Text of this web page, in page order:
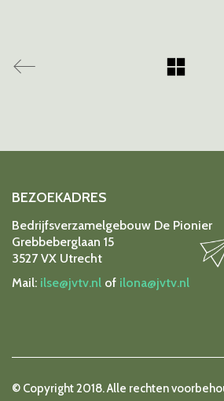
BEZOEKADRES
Bedrijfsverzamelgebouw De Pionier
Grebbeberglaan 15
3527 VX Utrecht
Mail: ilse@jvtv.nl of ilona@jvtv.nl
© Copyright 2018. Alle rechten